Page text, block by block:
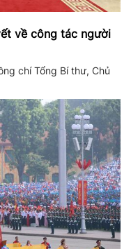
về công tác người
chí Tổng Bí thư, Chủ